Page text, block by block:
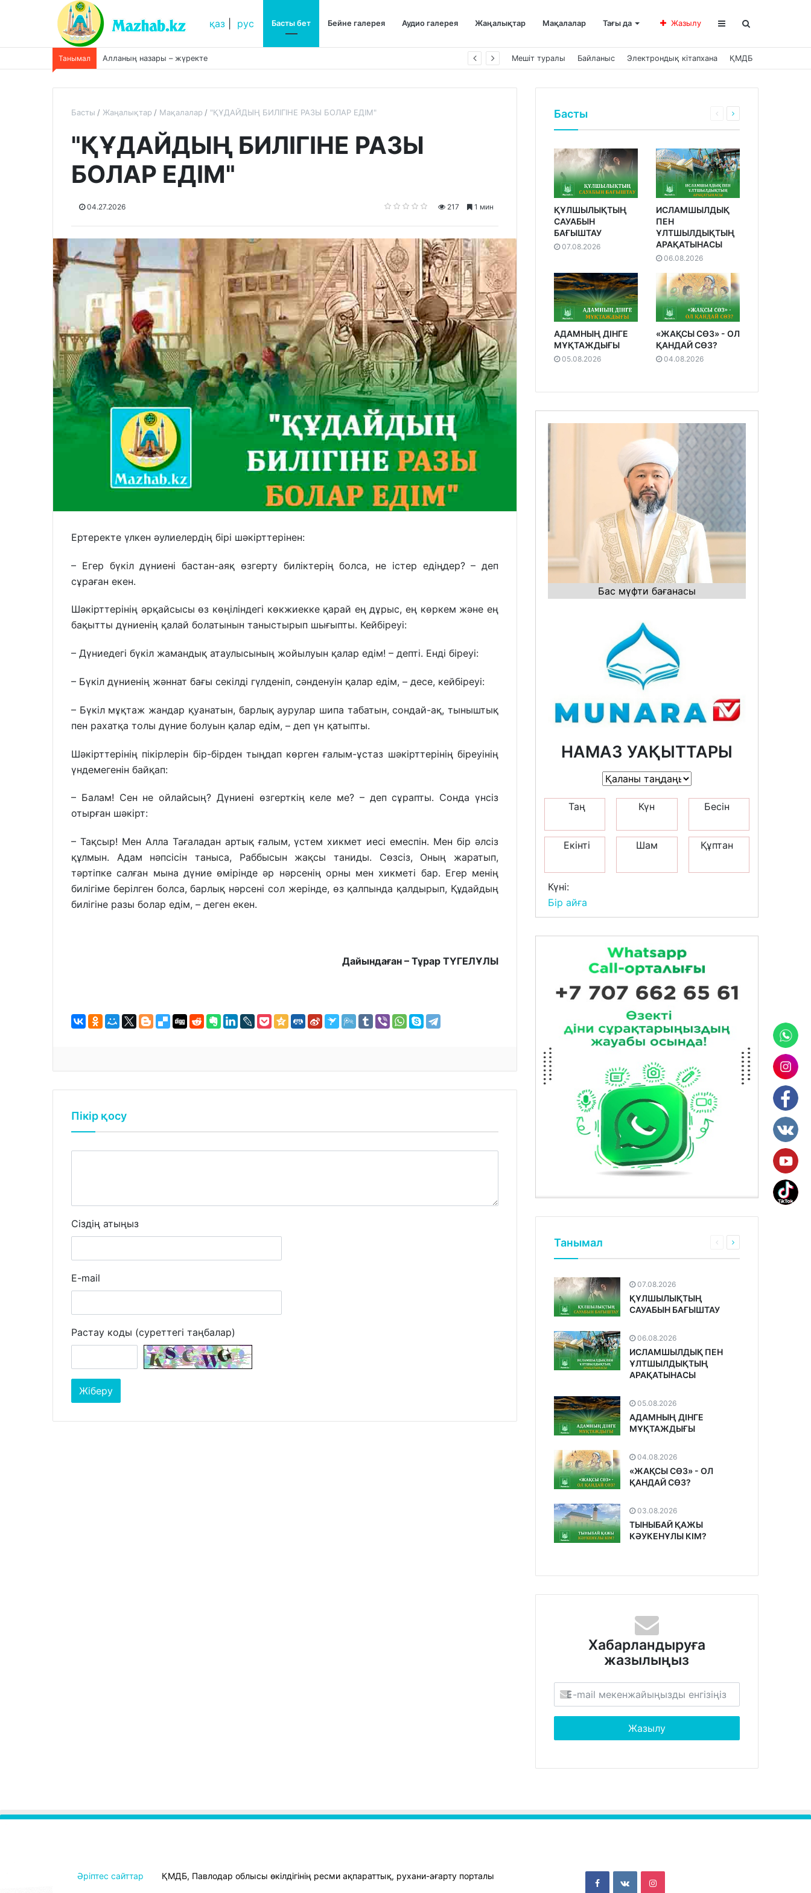
қаз рус Басты бет Бейне галерея Аудио галерея Жаңалықтар Мақалалар Тағы да Жазылу
Танымал Алланың назары – жүректе Мешіт туралы Байланыс Электрондық кітапхана ҚМДБ
Басты Жаңалықтар Мақалалар "ҚҰДАЙДЫҢ БИЛІГІНЕ РАЗЫ БОЛАР ЕДІМ"
"ҚҰДАЙДЫҢ БИЛІГІНЕ РАЗЫ
БОЛАР ЕДІМ"
04.27.2026 217 1 мин
Ертеректе үлкен әулиелердің бірі шәкірттерінен:
– Егер бүкіл дүниені бастан-аяқ өзгерту биліктерің болса, не істер едіңдер? – деп
сұраған екен.
Шәкірттерінің әрқайсысы өз көңіліндегі көкжиекке қарай ең дұрыс, ең көркем және ең
бақытты дүниенің қалай болатынын таныстырып шығыпты. Кейбіреуі:
– Дүниедегі бүкіл жамандық атаулысының жойылуын қалар едім! – депті. Енді біреуі:
– Бүкіл дүниенің жәннат бағы секілді гүлденіп, сәнденуін қалар едім, – десе, кейбіреуі:
– Бүкіл мұқтаж жандар қуанатын, барлық аурулар шипа табатын, сондай-ақ, тыныштық
пен рахатқа толы дүние болуын қалар едім, – деп үн қатыпты.
Шәкірттерінің пікірлерін бір-бірден тыңдап көрген ғалым-ұстаз шәкірттерінің біреуінің
үндемегенін байқап:
– Балам! Сен не ойлайсың? Дүниені өзгерткің келе ме? – деп сұрапты. Сонда үнсіз
отырған шәкірт:
– Тақсыр! Мен Алла Тағаладан артық ғалым, үстем хикмет иесі емеспін. Мен бір әлсіз
құлмын. Адам нәпсісін таныса, Раббысын жақсы таниды. Сөзсіз, Оның жаратып,
тәртіпке салған мына дүние өмірінде әр нәрсенің орны мен хикметі бар. Егер менің
билігіме берілген болса, барлық нәрсені сол жерінде, өз қалпында қалдырып, Құдайдың
билігіне разы болар едім, – деген екен.
Дайындаған – Тұрар ТҮГЕЛҰЛЫ
Пікір қосу
Сіздің атыңыз
E-mail
Растау коды (суреттегі таңбалар)
Басты
ҚҰЛШЫЛЫҚТЫҢ
САУАБЫН
БАҒЫШТАУ
07.08.2026
ИСЛАМШЫЛДЫҚ
ПЕН
ҰЛТШЫЛДЫҚТЫҢ
АРАҚАТЫНАСЫ
06.08.2026
АДАМНЫҢ ДІНГЕ
МҰҚТАЖДЫҒЫ
05.08.2026
«ЖАҚСЫ СӨЗ» - ОЛ
ҚАНДАЙ СӨЗ?
04.08.2026
Бас мүфти бағанасы
НАМАЗ УАҚЫТТАРЫ
Таң Күн Бесін
Екінті Шам Құптан
Күні:
Бір айға
Танымал
07.08.2026
ҚҰЛШЫЛЫҚТЫҢ
САУАБЫН БАҒЫШТАУ
06.08.2026
ИСЛАМШЫЛДЫҚ ПЕН
ҰЛТШЫЛДЫҚТЫҢ
АРАҚАТЫНАСЫ
05.08.2026
АДАМНЫҢ ДІНГЕ
МҰҚТАЖДЫҒЫ
04.08.2026
«ЖАҚСЫ СӨЗ» - ОЛ
ҚАНДАЙ СӨЗ?
03.08.2026
ТЫНЫБАЙ ҚАЖЫ
КӘУКЕНҰЛЫ КІМ?
Хабарландыруға
жазылыңыз
Әріптес сайттар ҚМДБ, Павлодар облысы өкілдігінің ресми ақпараттық, рухани-ағарту порталы